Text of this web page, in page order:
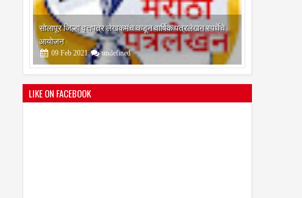
श्री मल्लिकार्जुन प्रशालेकडून उमाकांत गाढवे यांचा सत्कार
25 Mar 2021 undefined
LIKE ON FACEBOOK